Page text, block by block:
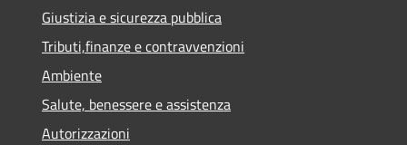
Giustizia e sicurezza pubblica
Tributi,finanze e contravvenzioni
Ambiente
Salute, benessere e assistenza
Autorizzazioni